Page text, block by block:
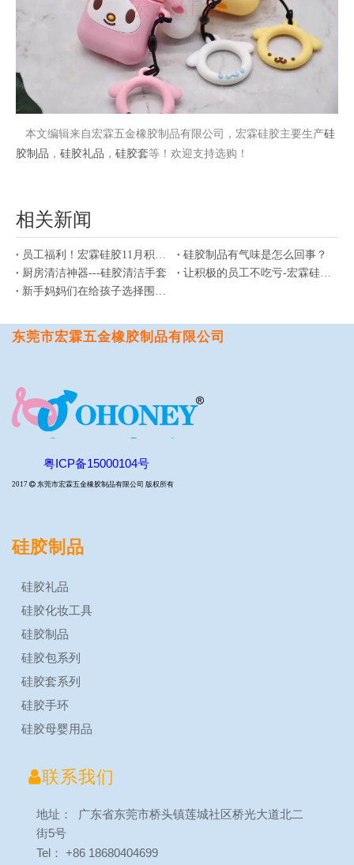
本文编辑来自宏霖五金橡胶制品有限公司，宏霖硅胶主要生产硅
胶制品 ， 硅胶礼品 ， 硅胶套等！欢迎支持选购！
相关新闻
硅胶制品有气味是怎么回事？
厨房清洁神器---硅胶清洁手套
东莞市宏霖五金橡胶制品有限公司
粤ICP备15000104号
2017  东莞市宏霖五金橡胶制品有限公司 版权所有
硅胶制品
硅胶礼品
硅胶化妆工具
硅胶制品
硅胶包系列
硅胶套系列
硅胶手环
硅胶母婴用品
联系我们
地址： 广东省东莞市桥头镇莲城社区桥光大道北二
街5号
Tel： +86 18680404699